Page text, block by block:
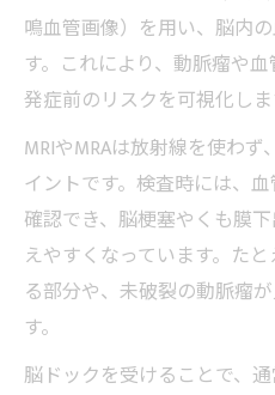
鳴血管画像）を用い、脳内
す。これにより、動脈瘤や
発症前のリスクを可視化しま
MRIやMRAは放射線を使わ
イントです。検査時には、
確認でき、脳梗塞やくも膜
えやすくなっています。た
る部分や、未破裂の動脈瘤
す。
脳ドックを受けることで、